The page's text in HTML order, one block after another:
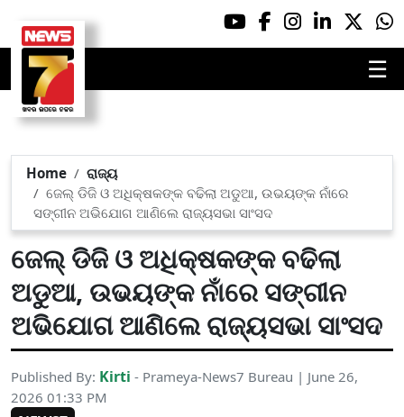
☰
Home
ରାଜ୍ୟ
ଜେଲ୍ ଡିଜି ଓ ଅଧିକ୍ଷକଙ୍କ ବଢିଲା ଅଡୁଆ, ଉଭୟଙ୍କ ନାଁରେ
ସଙ୍ଗୀନ ଅଭିଯୋଗ ଆଣିଲେ ରାଜ୍ୟସଭା ସାଂସଦ
ଜେଲ୍ ଡିଜି ଓ ଅଧିକ୍ଷକଙ୍କ ବଢିଲା
ଅଡୁଆ, ଉଭୟଙ୍କ ନାଁରେ ସଙ୍ଗୀନ
ଅଭିଯୋଗ ଆଣିଲେ ରାଜ୍ୟସଭା ସାଂସଦ
Published By: Kirti - Prameya-News7 Bureau | June 26,
2026 01:33 PM